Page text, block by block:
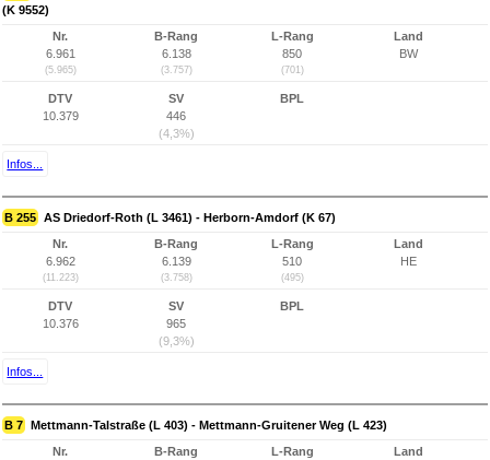
(K 9552)
Nr.
6.961
(5.965)
B-Rang
6.138
(3.757)
L-Rang
850
(701)
Land
BW
DTV
10.379
SV
446
(4,3%)
BPL
Infos...
B 255 AS Driedorf-Roth (L 3461) - Herborn-Amdorf (K 67)
Nr.
6.962
(11.223)
B-Rang
6.139
(3.758)
L-Rang
510
(495)
Land
HE
DTV
10.376
SV
965
(9,3%)
BPL
Infos...
B 7 Mettmann-Talstraße (L 403) - Mettmann-Gruitener Weg (L 423)
Nr.
B-Rang
L-Rang
Land